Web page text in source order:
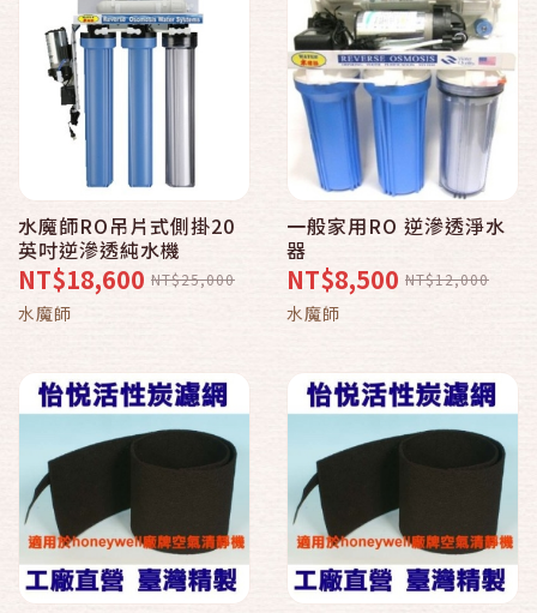
水魔師RO吊片式側掛20
英吋逆滲透純水機
NT$18,600 NT$25,000
水魔師
一般家用RO 逆滲透淨水
器
NT$8,500 NT$12,000
水魔師